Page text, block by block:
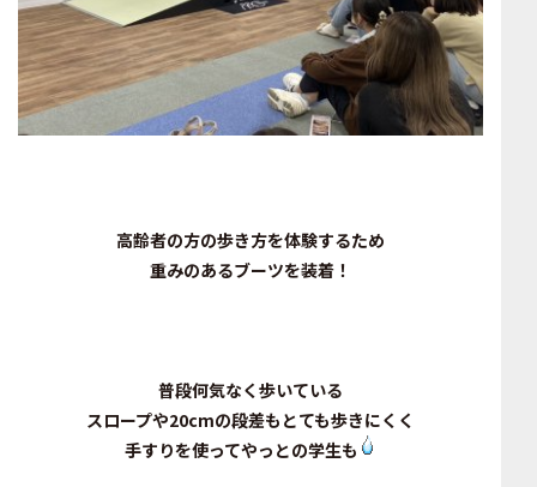
高齢者の方の歩き方を体験するため
重みのあるブーツを装着！
普段何気なく歩いている
スロープや20cmの段差もとても歩きにくく
手すりを使ってやっとの学生も